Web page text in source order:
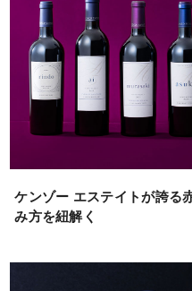
ケンゾー エステイトが誇る
み方を紐解く